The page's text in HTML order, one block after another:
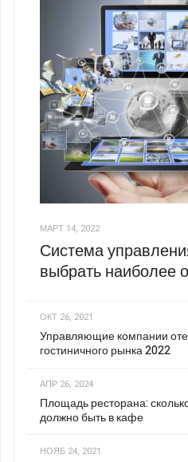
МАРТ 14, 2022
Система
выбрать наиболее
ОКТ 26, 2021
Управляющие компании
гостиничного рынка 2022
АПР 26, 2024
Площадь ресторана:
должно быть в кафе
НОЯБ 24, 2021